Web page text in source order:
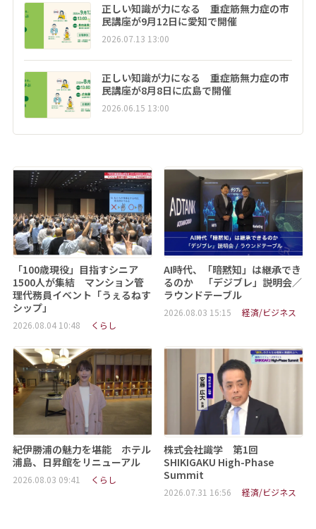
正しい知識が力になる 重症筋無力症の市
民講座が9月12日に愛知で開催
2026.07.13 13:00
正しい知識が力になる 重症筋無力症の市
民講座が8月8日に広島で開催
2026.06.15 13:00
「100歳現役」目指すシニア
1500人が集結 マンション管
理代務員イベント「うぇるねす
シップ」
2026.08.04 10:48 くらし
AI時代、「暗黙知」は継承でき
るのか 「デジブレ」説明会／
ラウンドテーブル
2026.08.03 15:15 経済/ビジネス
紀伊勝浦の魅力を堪能 ホテル
浦島、日昇館をリニューアル
2026.08.03 09:41 くらし
株式会社識学 第1回
SHIKIGAKU High-Phase
Summit
2026.07.31 16:56 経済/ビジネス